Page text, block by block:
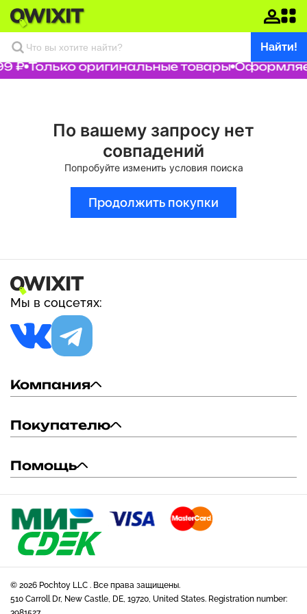
Найти!
₽ Только оригинальные товары
По вашему запросу нет
совпадений
Попробуйте изменить условия поиска
Продолжить покупки
Мы в соцсетях:
Компания
Покупателю
Помощь
© 2026 Pochtoy LLC . Все права защищены.
510 Carroll Dr, New Castle, DE, 19720, United States. Registration number: